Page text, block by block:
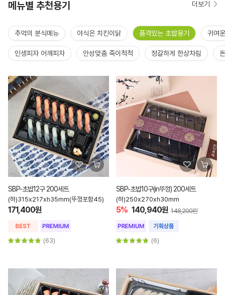
메뉴별 추천용기 더보기
추억의 분식메뉴 야식은 치킨이닭 품격있는 초밥용기 귀여
인생피자 어깨피자 안성맞춤 죽이척척 정갈하게 한상차림
SBP-초밥12구 200세트
(하)315x217xh35mm(뚜껑포함45)
171,400원
(63)
SBP-초밥10구(in뚜껑) 200세트
(하)250x270xh30mm
5% 140,940원 148,200원
(6)